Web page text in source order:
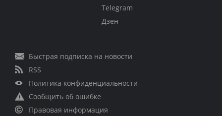
Telegram
Дзен
Быстрая подписка на новости
RSS
Политика конфиденциальности
Сообщить об ошибке
Правовая информация